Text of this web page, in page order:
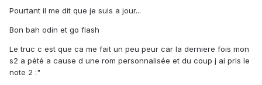
Pourtant il me dit que je suis a jour...
Bon bah odin et go flash
Le truc c est que ca me fait un peu peur car la derniere fois mon
s2 a pété a cause d une rom personnalisée et du coup j ai pris le
note 2 :"